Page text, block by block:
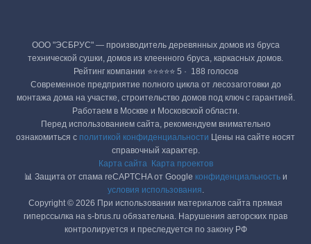
ООО "ЭСБРУС" — производитель деревянных домов из бруса
технической сушки, домов из клеенного бруса, каркасных домов.
Рейтинг компании ⭐⭐⭐⭐⭐ 5 · ‎ 188 голосов
Современное предприятие полного цикла от лесозаготовки до
монтажа дома на участке, строительство домов под ключ с гарантией.
Работаем в Москве и Московской области.
Перед использованием сайта, рекомендуем внимательно
ознакомиться с политикой конфиденциальности Цены на сайте носят
справочный характер.
Карта сайта
Карта проектов
📊 Защита от спама reCAPTCHA от Google конфиденциальностьи
условия использования.
Copyright © 2026 При использовании материалов сайта прямая
гиперссылка на s-brus.ru обязательна. Нарушения авторских прав
контролируется и преследуется по закону РФ